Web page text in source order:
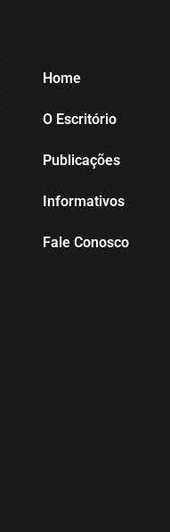
Home
O Escritório
Publicações
Informativos
Fale Conosco